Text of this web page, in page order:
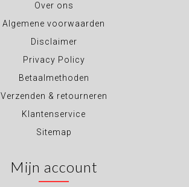
Over ons
Algemene voorwaarden
Disclaimer
Privacy Policy
Betaalmethoden
Verzenden & retourneren
Klantenservice
Sitemap
Mijn account